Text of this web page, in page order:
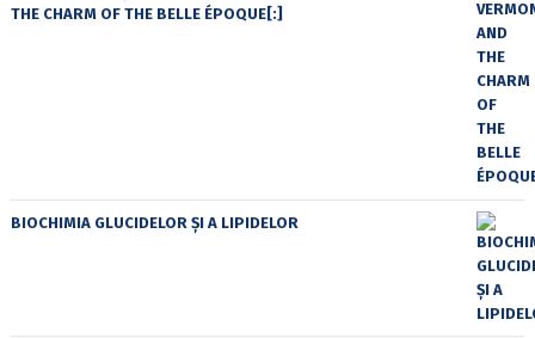
THE CHARM OF THE BELLE ÉPOQUE[:]
BIOCHIMIA GLUCIDELOR ȘI A LIPIDELOR